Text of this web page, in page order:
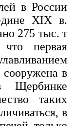
в России
XIX в.
275 тыс. т
первая
сооружена в
Щербинке
таких
в